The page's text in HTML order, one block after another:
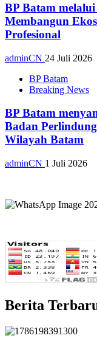
BP Batam
Membangun
Profesional
adminCN 24 Juli 2026
BP Batam
Breaking News
BP Batam
Badan
Wilayah Batam
adminCN 1 Juli 2026
Berita